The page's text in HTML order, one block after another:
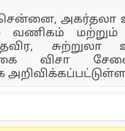
சென்னை, அகர்தலா
வணிகம் மற்றும்
சுற்றுலா
விசா